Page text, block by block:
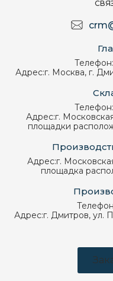
Телефон:
Адрес:г. Москва, г.
Телефон:
Адрес:г.
площадки
Адрес:г.
площадка
Адрес:г. Дмитров, ул.